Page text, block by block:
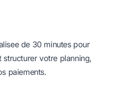
de 30 minutespour
votre planning,
paiements.